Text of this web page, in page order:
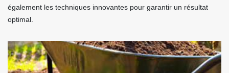
également les techniques innovantes pour garantir un résultat
optimal.